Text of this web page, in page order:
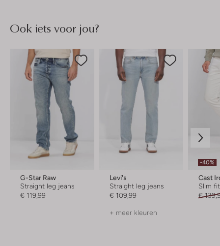
Ook iets voor jou?
G-Star Raw
Straight leg jeans
€ 119,99
Levi's
Straight leg jeans
€ 109,99
+ meer kleuren
-40%
Cast
Slim
€